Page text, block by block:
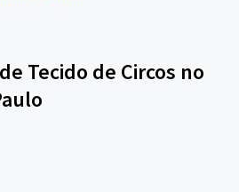
Tecido de Circos no